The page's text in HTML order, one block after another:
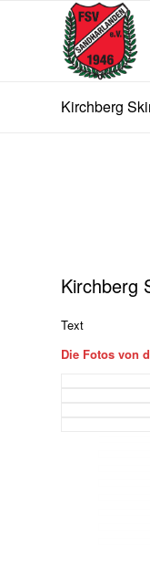
Kirchberg
Kirchberg
Text
Die Fotos von